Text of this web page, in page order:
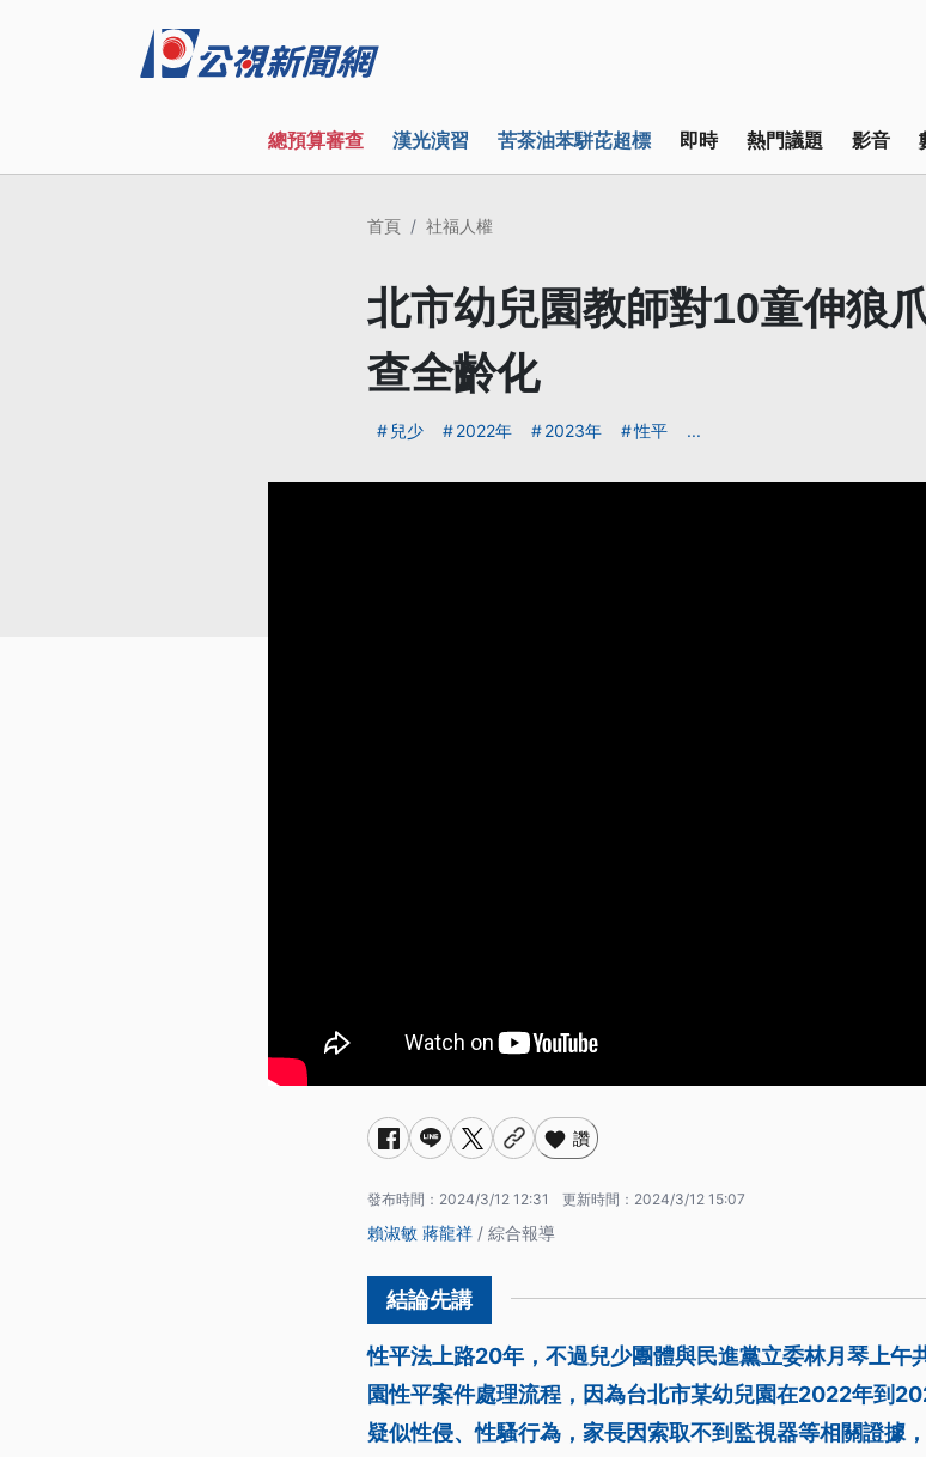
總預算審查 漢光演習 苦茶油苯駢芘超標 即時 熱門議題 影音
首頁 社福人權
北市幼兒園教師對10童伸狼
查全齡化
兒少 2022年 2023年 性平 ...
讚
發布時間： 2024/3/12 12:31 更新時間： 2024/3/12 15:07
賴淑敏 蔣龍祥 / 綜合報導
性平法上路20年，不過兒少團體與民進黨立委林月琴上午
園性平案件處理流程，因為台北市某幼兒園在2022年到
疑似性侵、性騷行為，家長因索取不到監視器等相關證據